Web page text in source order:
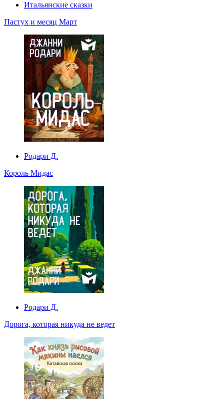
Итальянские сказки
Пастух и месяц Март
Родари Д.
Король Мидас
Родари Д.
Дорога, которая никуда не ведет